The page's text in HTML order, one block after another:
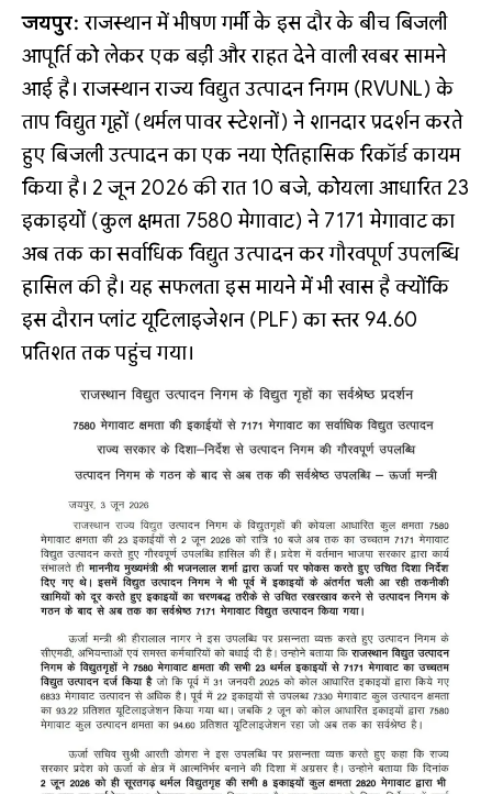
जयपुर: राजस्थान में भीषण गर्मी के इस दौर के बीच बिजली
आपूर्ति को लेकर एक बड़ी और राहत देने वाली खबर सामने
आई है। राजस्थान राज्य विद्युत उत्पादन निगम (RVUNL) के
ताप विद्युत गृहों (थर्मल पावर स्टेशनों) ने शानदार प्रदर्शन करते
हुए बिजली उत्पादन का एक नया ऐतिहासिक रिकॉर्ड कायम
किया है। 2 जून 2026 की रात 10 बजे, कोयला आधारित 23
इकाइयों (कुल क्षमता 7580 मेगावाट) ने 7171 मेगावाट का
अब तक का सर्वाधिक विद्युत उत्पादन कर गौरवपूर्ण उपलब्धि
हासिल की है। यह सफलता इस मायने में भी खास है क्योंकि
इस दौरान प्लांट यूटिलाइजेशन (PLF) का स्तर 94.60
प्रतिशत तक पहुंच गया।